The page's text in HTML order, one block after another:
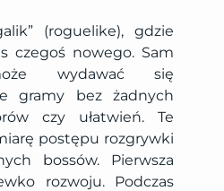
(roguelike), gdzie
czegoś nowego. Sam
wydawać się
gramy bez żadnych
czy ułatwień. Te
postępu rozgrywki
bossów. Pierwsza
rozwoju. Podczas